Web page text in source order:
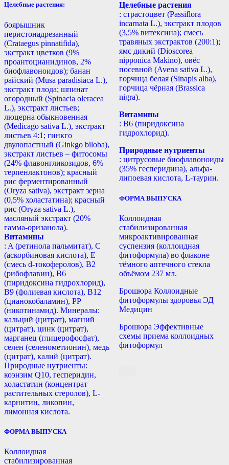
Целебные растения:
боярышник
перистонадрезанный
(Crataegus pinnatifida),
экстракт цветков (9%
проантоцианидинов, 2%
биофлавоноидов); банан
райский (Musa paradisiaca L.),
экстракт плода; шпинат
огородный (Spinacia oleracea
L.), экстракт листьев;
люцерна обыкновенная
(Medicago sativa L.), экстракт
листьев 4:1; гинкго
двулопастный (Ginkgo biloba),
экстракт листьев – фитосомы
(24% флавонгликозидов, 6%
терпенлактонов); красный
рис ферментированный
(Oryza sativa), экстракт зерна
(0,5% холастатина); красный
рис (Oryza sativa L.),
масляный экстракт (20%
гамма-оризанола).
Витамины
: A (ретинола пальмитат), С
(аскорбиновая кислота), E
(смесь d-токоферолов), B2
(рибофлавин), B6
(пиридоксина гидрохлорид),
B9 (фолиевая кислота), B12
(цианокобаламин), РР
(никотинамид). Минералы:
кальций (цитрат), магний
(цитрат), цинк (цитрат),
марганец (глицерофосфат),
селен (селенометионин), медь
(цитрат), калий (цитрат).
Природные нутриенты:
коэнзим Q10, гесперидин,
холастатин (концентрат
растительных стеролов), L-
карнитин, ликопин,
лимонная кислота.
ФОРМА ВЫПУСКА
Коллоидная
стабилизированная
Целебные растения
: страстоцвет (Passiflora
incarnata L.), экстракт плодов
(3,5% витексина); смесь
травяных экстрактов (200:1);
ямс дикий (Dioscorea
nipponica Makino), овёс
посевной (Avena sativa L.),
горчица белая (Sinapis alba),
горчица чёрная (Brassica
nigra).
Витамины
: B6 (пиридоксина
гидрохлорид).
Природные нутриенты
: цитрусовые биофлавоноиды
(35% гесперидина), альфа-
липоевая кислота, L-таурин.
ФОРМА ВЫПУСКА
Коллоидная
стабилизированная
микроактивированная
суспензия (коллоидная
фитоформула) во флаконе
тёмного аптечного стекла
объёмом 237 мл.
Брошюра Коллоидные
фитоформулы здоровья ЭД
Медицин
Брошюра Эффективные
схемы приема коллоидных
фитоформул